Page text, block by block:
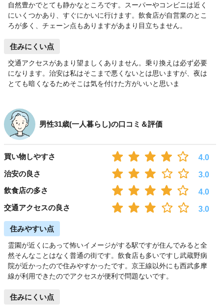
自然豊かでとても静かなところです。スーパーやコンビニは近く
にいくつかあり、すぐにかいに行けます。飲食店が自営業のとこ
ろが多く、チェーン点もありますがあまり目立ちません。
住みにくい点
交通アクセスがあまり望ましくありません。乗り換えは必ず必要
になります。治安は私はそこまで悪くないとは思いますが、夜は
とても暗くなるためそこは気を付けた方がいいと思いま
男性31歳(一人暮らし)の口コミ＆評価
買い物しやすさ
4.0
治安の良さ
3.0
飲食店の多さ
4.0
交通アクセスの良さ
3.0
住みやすい点
霊園が近くにあって怖いイメージがする駅ですが住んでみると全
然そんなことはなく普通の街です。飲食店も多いですし武蔵野病
院が近かったので住みやすかったです。京王線以外にも西武多摩
線が利用できたのでアクセスが便利で問題ないです。
住みにくい点